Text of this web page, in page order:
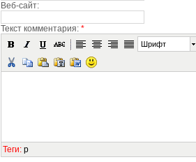
Веб-сайт:
Текст комментария: *
Шрифт
Теги: p